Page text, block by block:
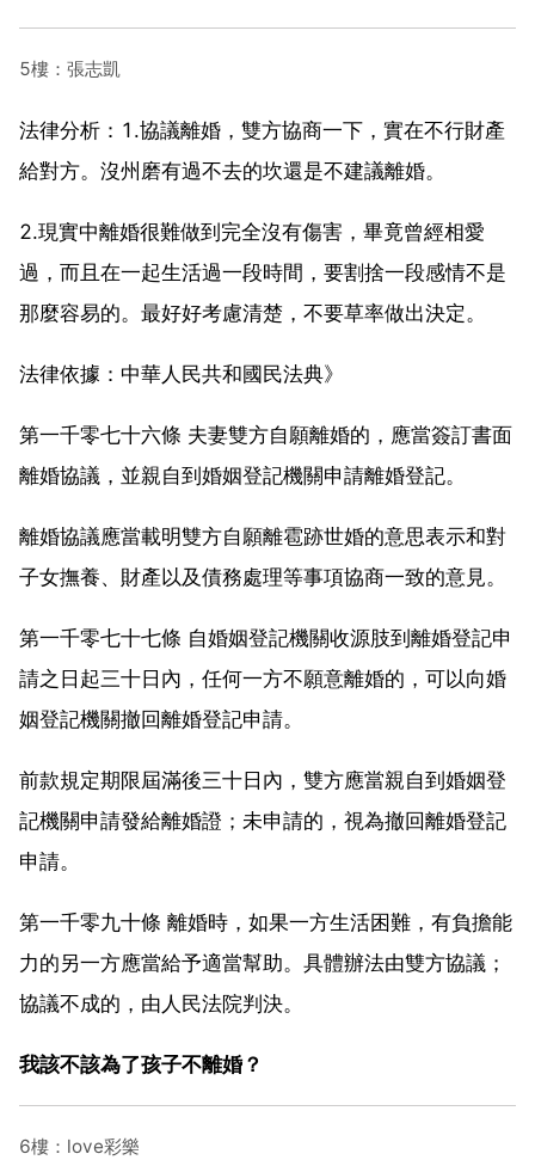
5樓：張志凱
法律分析：1.協議離婚，雙方協商一下，實在不行財產
給對方。沒州磨有過不去的坎還是不建議離婚。
2.現實中離婚很難做到完全沒有傷害，畢竟曾經相愛
過，而且在一起生活過一段時間，要割捨一段感情不是
那麼容易的。最好好考慮清楚，不要草率做出決定。
法律依據：中華人民共和國民法典》
第一千零七十六條 夫妻雙方自願離婚的，應當簽訂書面
離婚協議，並親自到婚姻登記機關申請離婚登記。
離婚協議應當載明雙方自願離雹跡世婚的意思表示和對
子女撫養、財產以及債務處理等事項協商一致的意見。
第一千零七十七條 自婚姻登記機關收源肢到離婚登記申
請之日起三十日內，任何一方不願意離婚的，可以向婚
姻登記機關撤回離婚登記申請。
前款規定期限屆滿後三十日內，雙方應當親自到婚姻登
記機關申請發給離婚證；未申請的，視為撤回離婚登記
申請。
第一千零九十條 離婚時，如果一方生活困難，有負擔能
力的另一方應當給予適當幫助。具體辦法由雙方協議；
協議不成的，由人民法院判決。
我該不該為了孩子不離婚？
6樓：love彩樂